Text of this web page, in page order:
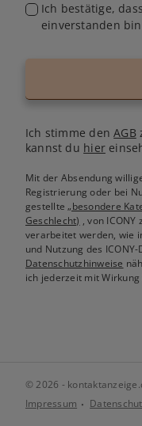
Ich bestätige,
einverstanden
Ich stimme denAGB
kannst du hier
Mit der Absendung
Registrierung oder bei
gestellte„besondere
Geschlecht) , von
verarbeitet werden, wie
und Nutzung des
Datenschutzhinweise
ich jederzeit mit
© 2026 -
Impressum